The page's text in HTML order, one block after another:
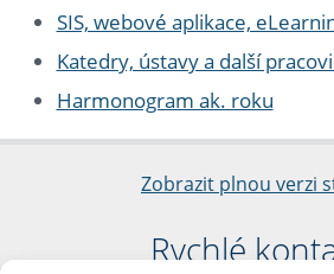
SIS, webové aplikace,
Katedry, ústavy a další
Harmonogram ak. roku
Zobrazit plnou verzi
Rychlé